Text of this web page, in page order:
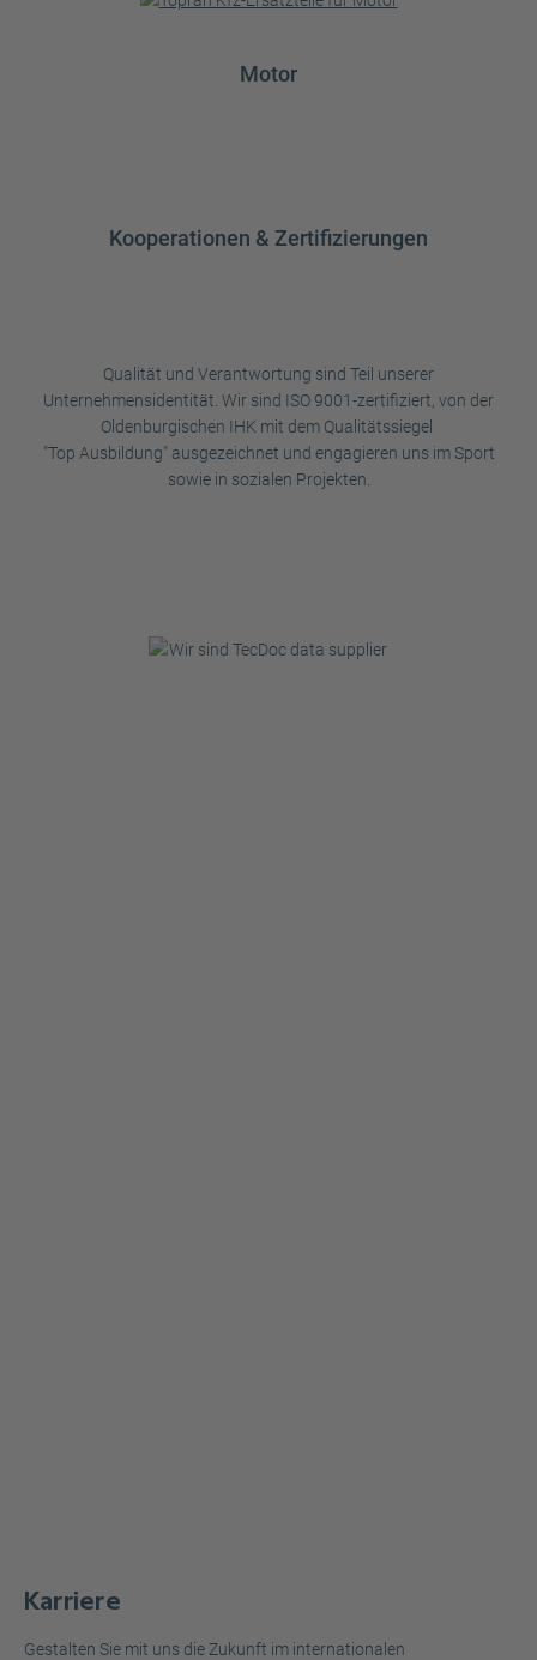
Motor
Kooperationen & Zertifizierungen
Qualität und Verantwortung sind Teil unserer
Unternehmensidentität. Wir sind ISO 9001-zertifiziert, von der
Oldenburgischen IHK mit dem Qualitätssiegel
"Top Ausbildung" ausgezeichnet und engagieren uns im Sport
sowie in sozialen Projekten.
Karriere
Gestalten Sie mit uns die Zukunft im internationalen